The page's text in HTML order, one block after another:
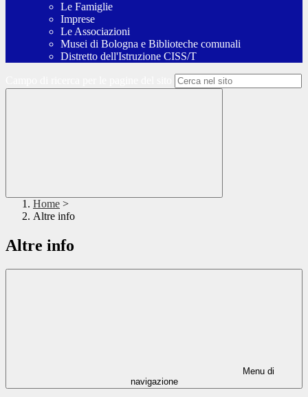
Le Famiglie
Imprese
Le Associazioni
Musei di Bologna e Biblioteche comunali
Distretto dell'Istruzione CISS/T
Home >
Altre info
Altre info
Menu di
navigazione